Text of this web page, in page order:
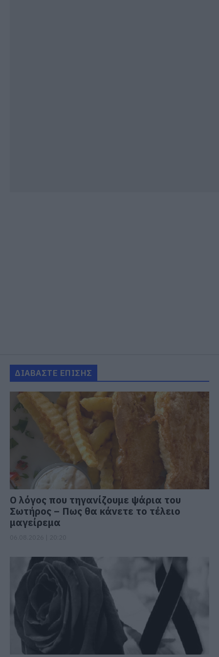
ΔΙΑΒΑΣΤΕ ΕΠΙΣΗΣ
Ο λόγος που τηγανίζουμε ψάρια του
Σωτήρος – Πως θα κάνετε το τέλειο
μαγείρεμα